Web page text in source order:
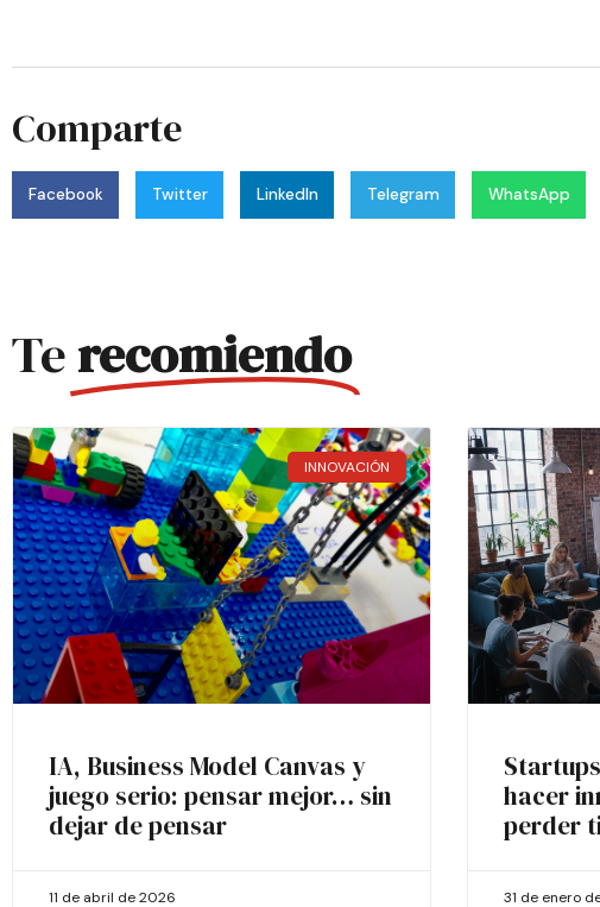
Comparte
Facebook Twitter LinkedIn Telegram WhatsApp
Terecomiendo
INNOVACIÓN
IA, Business Model Canvas y
juego serio: pensar mejor… sin
dejar de pensar
11 de abril de 2026
hacer
perder
31 de enero